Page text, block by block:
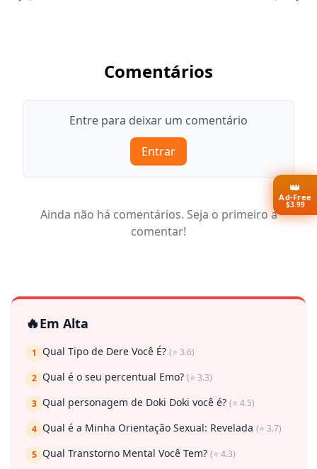
Comentários
Entre para deixar um comentário
Entrar
Ainda não há comentários. Seja o primeiro a
comentar!
🔥Em Alta
1 Qual Tipo de Dere Você É? (⭐ 3.6)
2 Qual é o seu percentual Emo? (⭐ 3.3)
3 Qual personagem de Doki Doki você é? (⭐ 4.5)
4 Qual é a Minha Orientação Sexual: Revelada (⭐ 3.7)
5 Qual Transtorno Mental Você Tem? (⭐ 4.3)
👑
Ad-Free
$3.99